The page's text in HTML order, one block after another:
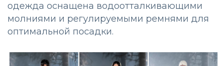
одежда оснащена водоотталкивающими
молниями и регулируемыми ремнями для
оптимальной посадки.